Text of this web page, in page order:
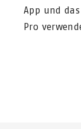
App und
Pro